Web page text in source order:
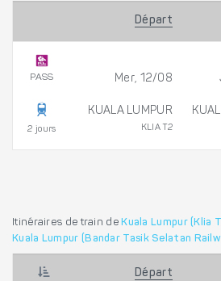
Départ
PASS
2 jours
Mer, 12/08
KUALA LUMPUR
KLIA T2
Itinéraires de train de Kuala Lumpur (Klia
Kuala Lumpur (Bandar Tasik Selatan
Départ